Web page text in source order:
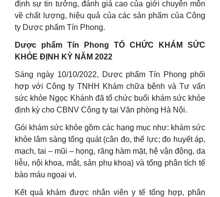
định sự tin tưởng, đánh giá cao của giới chuyên môn
về chất lượng, hiệu quả của các sản phẩm của Công
ty Dược phẩm Tín Phong.
Dược phẩm Tín Phong TỔ CHỨC KHÁM SỨC
KHỎE ĐỊNH KỲ NĂM 2022
Sáng ngày 10/10/2022, Dược phẩm Tín Phong phối
hợp với Công ty TNHH Khám chữa bệnh và Tư vấn
sức khỏe Ngọc Khánh đã tổ chức buổi khám sức khỏe
định kỳ cho CBNV Công ty tại Văn phòng Hà Nội.
Gói khám sức khỏe gồm các hạng mục như: khám sức
khỏe lâm sàng tổng quát (cân đo, thể lực; đo huyết áp,
mạch, tai – mũi – họng, răng hàm mặt, hệ vận động, da
liễu, nội khoa, mắt, sản phụ khoa) và tổng phân tích tế
bào máu ngoại vi.
Kết quả khám được nhân viên y tế tổng hợp, phân